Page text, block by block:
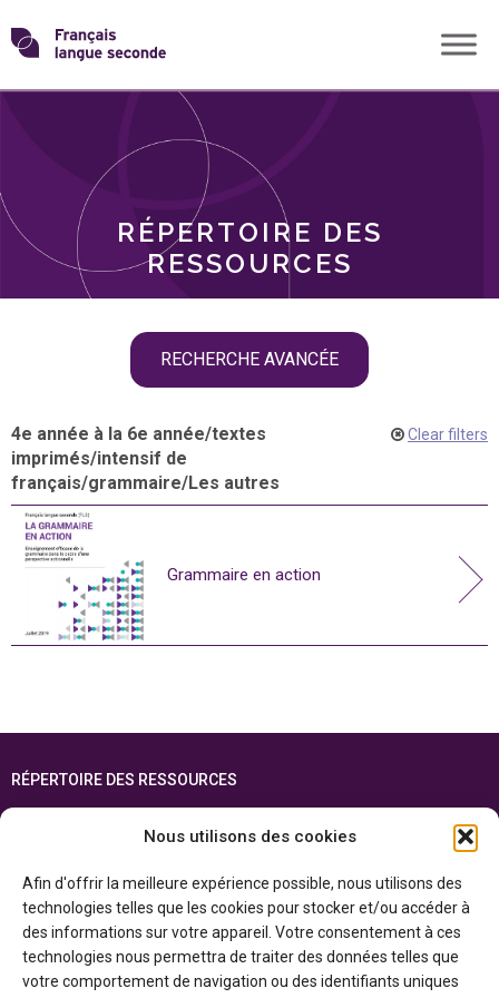
Nous utilisons des cookies
Afin d'offrir la meilleure expérience possible, nous utilisons des
technologies telles que les cookies pour stocker et/ou accéder à
des informations sur votre appareil. Votre consentement à ces
technologies nous permettra de traiter des données telles que
votre comportement de navigation ou des identifiants uniques
Skip
toTransformons
langue
RÉPERTOIRE DES
RESSOURCES
RECHERCHE AVANCÉE
THÈMES
4e année à la 6e année/textes
imprimés/intensif de
français/grammaire/Les autres
Clear filters
Grammaire en action
RÉPERTOIRE DES RESSOURCES
ENGLISH
Cette ressource est réalisée grâce au soutien financier du gouvernement de
l’Ontario et du gouvernement duCanada par l’entremise du ministère du
Patrimoine canadien